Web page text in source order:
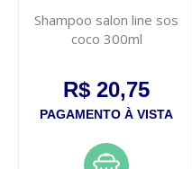
Shampoo salon line sos
coco 300ml
R$ 20,75
PAGAMENTO À VISTA